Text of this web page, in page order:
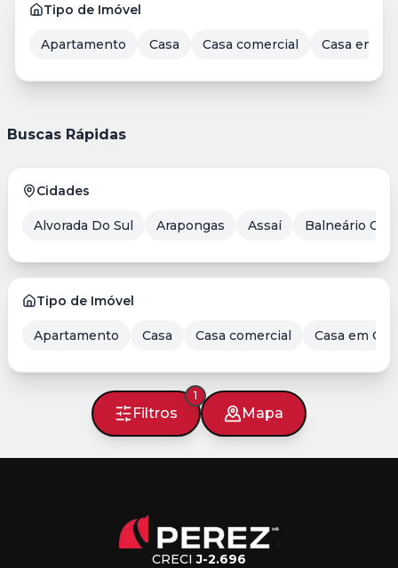
Filtros
1
Mapa
Tipo de Imóvel
Apartamento Casa Casa comercial Casa em
Buscas Rápidas
Cidades
Alvorada Do Sul Arapongas Assaí Balneário
Tipo de Imóvel
Apartamento Casa Casa comercial Casa em
CRECIJ-2.696